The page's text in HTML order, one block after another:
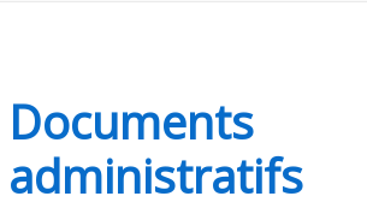
Documents
administratifs